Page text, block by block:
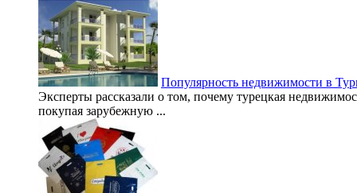
Популярность недвижимости в
Эксперты рассказали о том, почему турецкая
покупая зарубежную ...